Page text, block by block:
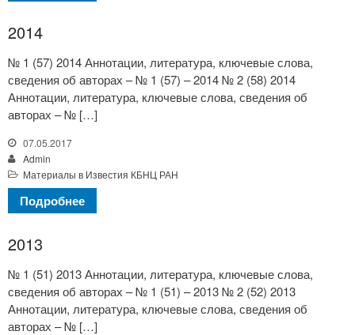
2014
№ 1 (57) 2014 Аннотации, литература, ключевые слова,
сведения об авторах – № 1 (57) – 2014 № 2 (58) 2014
Аннотации, литература, ключевые слова, сведения об
авторах – № […]
07.05.2017
Admin
Материалы в Известия КБНЦ РАН
Подробнее
2013
№ 1 (51) 2013 Аннотации, литература, ключевые слова,
сведения об авторах – № 1 (51) – 2013 № 2 (52) 2013
Аннотации, литература, ключевые слова, сведения об
авторах – № […]